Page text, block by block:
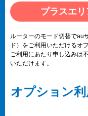
プラスエ
ルーターのモード切替でau
ド）をご利用いただけるオ
ご利用にあたり申し込みは
いただけます。
オプション利